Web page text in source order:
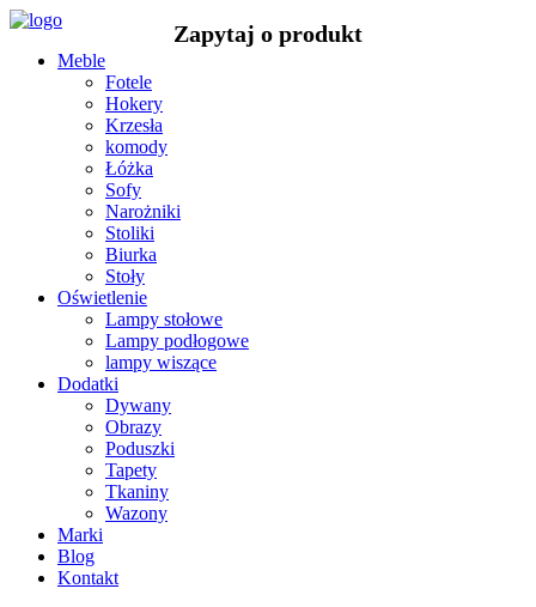
Meble
Fotele
Hokery
Krzesła
komody
Łóżka
Sofy
Narożniki
Stoliki
Biurka
Stoły
Oświetlenie
Lampy stołowe
Lampy podłogowe
lampy wiszące
Dodatki
Dywany
Obrazy
Poduszki
Tapety
Tkaniny
Wazony
Marki
Blog
Kontakt